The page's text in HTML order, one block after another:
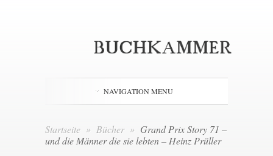
NAVIGATION MENU
Startseite » Bücher » Grand Prix Story 71 –
und die Männer die sie lebten – Heinz Prüller